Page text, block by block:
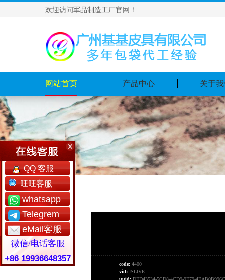
欢迎访问军品制造工厂官网！
网站首页 产品中心 关于
QQ 客服
旺旺客服
whatsapp
Telegrem
eMail客服
微信/电话客服
+86 19936648357